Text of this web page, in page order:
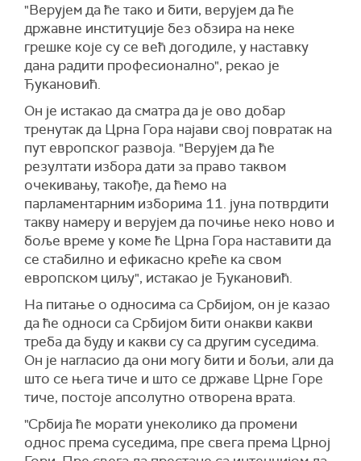
"Верујем да ће тако и бити, верујем да ће
државне институције без обзира на неке
грешке које су се већ догодиле, у наставку
дана радити професионално", рекао је
Ђукановић.
Он је истакао да сматра да је ово добар
тренутак да Црна Гора најави свој повратак на
пут европског развоја. "Верујем да ће
резултати избора дати за право таквом
очекивању, такође, да ћемо на
парламентарним изборима 11. јуна потврдити
такву намеру и верујем да почиње неко ново и
боље време у коме ће Црна Гора наставити да
се стабилно и ефикасно креће ка свом
европском циљу", истакао је Ђукановић.
На питање о односима са Србијом, он је казао
да ће односи са Србијом бити онакви какви
треба да буду и какви су са другим суседима.
Он је нагласио да они могу бити и бољи, али да
што се њега тиче и што се државе Црне Горе
тиче, постоје апсолутно отворена врата.
"Србија ће морати унеколико да промени
однос према суседима, пре свега према Црној